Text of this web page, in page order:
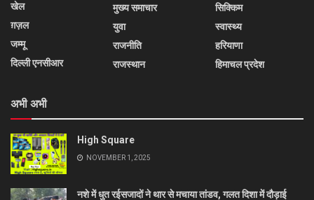
खेल
ग़ज़ल
जम्मू
दिल्ली एनसीआर
मुख्य समाचार
युवा
राजनीति
राजस्थान
सिक्किम
स्वास्थ्य
हरियाणा
हिमाचल प्रदेश
अभी अभी
High Square
NOVEMBER 1, 2025
नशे में धुत रईसजादों ने थार से मचाया तांडव, गलत दिशा में दौड़ाई